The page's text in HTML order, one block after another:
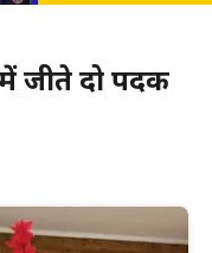
में जीते दो पदक